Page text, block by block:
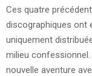
Ces quatre
discographiques ont
uniquement
milieu
nouvelle aventure